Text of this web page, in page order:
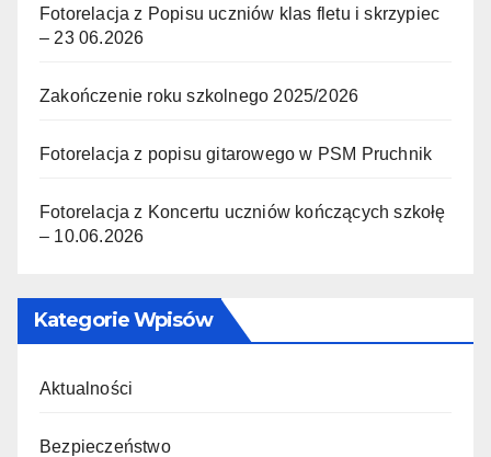
Fotorelacja z Popisu uczniów klas fletu i skrzypiec
– 23 06.2026
Zakończenie roku szkolnego 2025/2026
Fotorelacja z popisu gitarowego w PSM Pruchnik
Fotorelacja z Koncertu uczniów kończących szkołę
– 10.06.2026
Kategorie Wpisów
Aktualności
Bezpieczeństwo